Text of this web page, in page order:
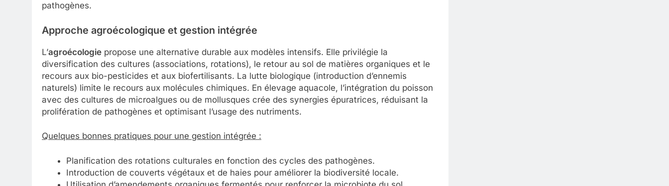
pathogènes.
Approche agroécologique et gestion intégrée
L’agroécologie propose une alternative durable aux modèles intensifs. Elle privilégie la
diversification des cultures (associations, rotations), le retour au sol de matières organiques et le
recours aux bio-pesticides et aux biofertilisants. La lutte biologique (introduction d’ennemis
naturels) limite le recours aux molécules chimiques. En élevage aquacole, l’intégration du poisson
avec des cultures de microalgues ou de mollusques crée des synergies épuratrices, réduisant la
prolifération de pathogènes et optimisant l’usage des nutriments.
Quelques bonnes pratiques pour une gestion intégrée :
Planification des rotations culturales en fonction des cycles des pathogènes.
Introduction de couverts végétaux et de haies pour améliorer la biodiversité locale.